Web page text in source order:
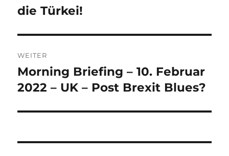
die Türkei!
WEITER
Nächster
Beitrag:
Morning Briefing – 10. Februar
2022 – UK – Post Brexit Blues?